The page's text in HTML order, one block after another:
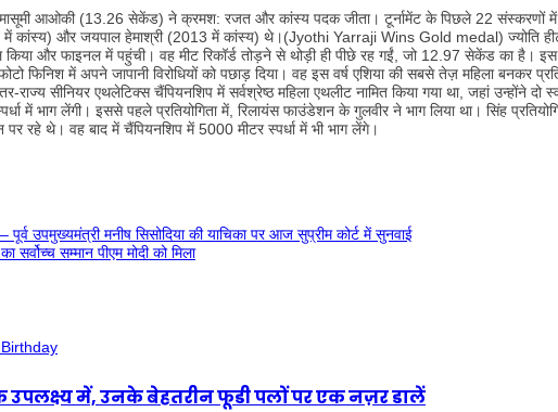
आओकी (13.26 सेकेंड) ने क्रमश: रजत और कांस्य पदक जीता। टूर्नामेंट के पिछले 22 संस्करणों में,
में कांस्य) और जयपाल हेमाश्री (2013 में कांस्य) थे।(Jyothi Yarraji Wins Gold medal)
किया और फाइनल में पहुंची। वह मीट रिकॉर्ड तोड़ने से थोड़ी ही पीछे रह गईं, जो 12.97 सेकेंड का है।
फिनिश में अपने जापानी विरोधियों को पछाड़ दिया। वह इस वर्ष एशिया की सबसे तेज़ महिला बनकर
अंतर-राज्य सीनियर एथलेटिक्स चैंपियनशिप में सर्वश्रेष्ठ महिला एथलीट नामित किया गया था, जहां उन्होंने
में भाग लेंगी। इससे पहले प्रतियोगिता में, रिलायंस फाउंडेशन के गुलवीर ने भाग लिया था। सिंह
थे। वह बाद में चैंपियनशिप में 5000 मीटर स्पर्धा में भी भाग लेंगे।
उपमुख्यमंत्री मनीष सिसोदिया की याचिका पर आज सुप्रीम कोर्ट में सुनवाई
सम्मान पीएम मोदी को मिला
में, उनके बेहतरीन फूडी पलों पर एक नज़र डालें